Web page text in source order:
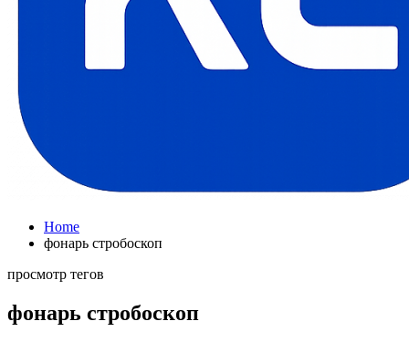
Home
фонарь стробоскоп
просмотр тегов
фонарь стробоскоп